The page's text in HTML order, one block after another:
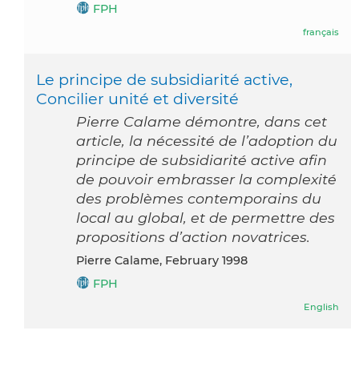
FPH
français
Le principe de subsidiarité active,
Concilier unité et diversité
Pierre Calame démontre, dans cet
article, la nécessité de l’adoption du
principe de subsidiarité active afin
de pouvoir embrasser la complexité
des problèmes contemporains du
local au global, et de permettre des
propositions d’action novatrices.
Pierre Calame, February 1998
FPH
English